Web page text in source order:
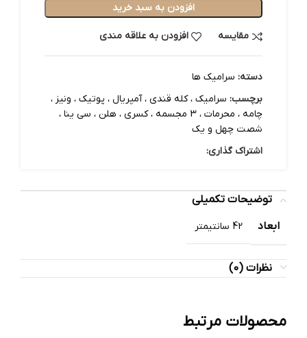
افزودن به سبد خرید
مقایسه افزودن به علاقه مندی
دسته: سرامیک ها
برچسب: سرامیک ، کله قندی ، آمپریال ، پوتیک ، ونیز ،
چامه ، محرمات ، 3 مجسمه ، کسری ، هلن ، سی ینا ،
شصت چهل و یک
اشتراک گذاری:
توضیحات تکمیلی
ابعاد
42 سانتیمتر
نظرات (0)
محصولات مرتبط